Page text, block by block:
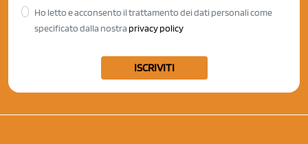
Ho letto e acconsento il trattamento dei dati personali come
specificato dalla nostra privacy policy
ISCRIVITI